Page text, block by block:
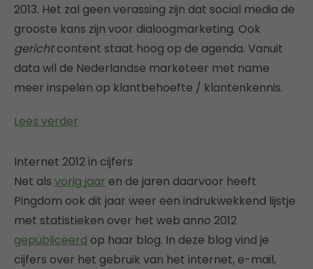
2013. Het zal geen verassing zijn dat social media de
grooste kans zijn voor dialoogmarketing. Ook
gerichtcontent staat hoog op de agenda. Vanuit
data wil de Nederlandse marketeer met name
meer inspelen op klantbehoefte / klantenkennis.
Lees verder
Internet 2012 in cijfers
Net als vorig jaar en de jaren daarvoor heeft
Pingdom ook dit jaar weer een indrukwekkend lijstje
met statistieken over het web anno 2012
gepubliceerd op haar blog. In deze blog vind je
cijfers over het gebruik van het internet, e-mail,